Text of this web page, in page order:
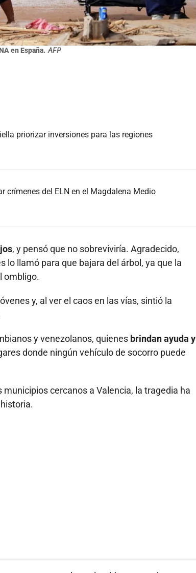
en España. AFP
priorizar inversiones para las regiones
crímenes del ELN en el Magdalena Medio
, y pensó que no sobreviviría. Agradecido,
lo llamó para que bajara del árbol, ya que la
ombligo.
y, al ver el caos en las vías, sintió la
y venezolanos, quienes brindan ayuda y
donde ningún vehículo de socorro puede
cercanos a Valencia, la tragedia ha